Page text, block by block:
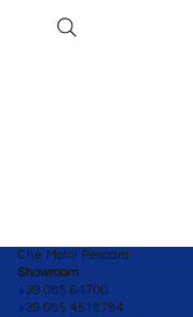
Che Moto! Pescara
Showroom
+39 085 64700
+39 085 4518784